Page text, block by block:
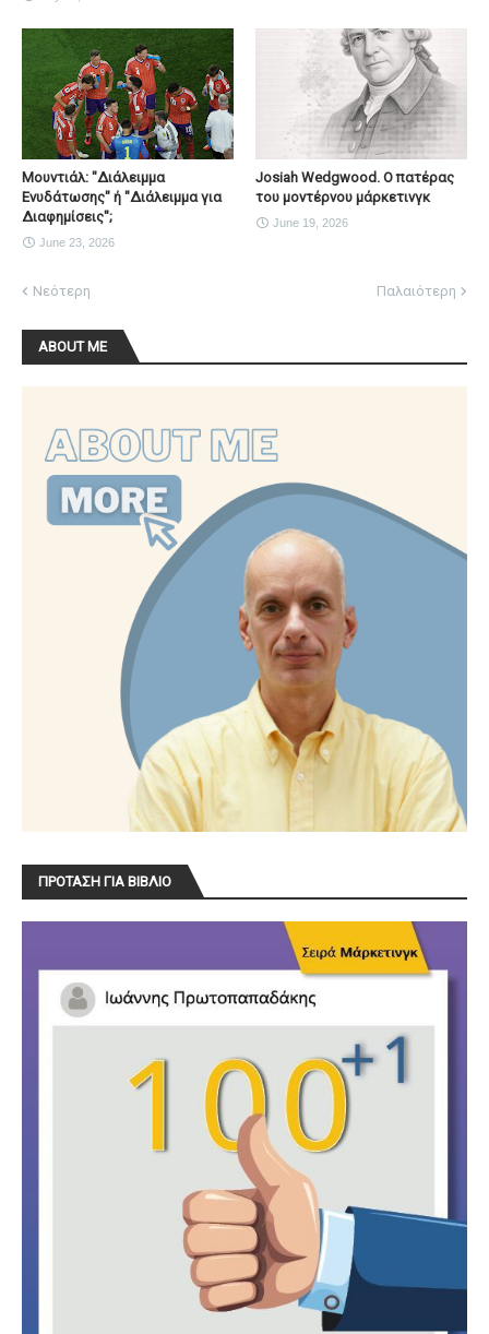
Μουντιάλ: "Διάλειμμα
Ενυδάτωσης" ή "Διάλειμμα για
Διαφημίσεις";
June 23, 2026
Josiah Wedgwood. Ο πατέρας
του μοντέρνου μάρκετινγκ
June 19, 2026
Νεότερη Παλαιότερη
ABOUT ME
ΠΡΟΤΑΣΗ ΓΙΑ ΒΙΒΛΙΟ